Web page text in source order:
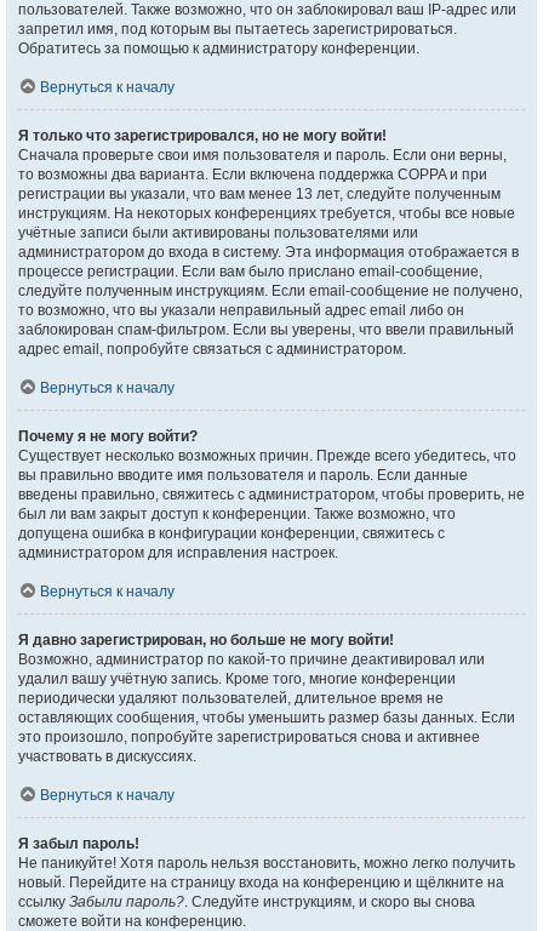
пользователей. Также возможно, что он заблокировал ваш IP-адрес или
запретил имя, под которым вы пытаетесь зарегистрироваться.
Обратитесь за помощью к администратору конференции.
Вернуться к началу
Я только что зарегистрировался, но не могу войти!
Сначала проверьте свои имя пользователя и пароль. Если они верны,
то возможны два варианта. Если включена поддержка COPPA и при
регистрации вы указали, что вам менее 13 лет, следуйте полученным
инструкциям. На некоторых конференциях требуется, чтобы все новые
учётные записи были активированы пользователями или
администратором до входа в систему. Эта информация отображается в
процессе регистрации. Если вам было прислано email-сообщение,
следуйте полученным инструкциям. Если email-сообщение не получено,
то возможно, что вы указали неправильный адрес email либо он
заблокирован спам-фильтром. Если вы уверены, что ввели правильный
адрес email, попробуйте связаться с администратором.
Вернуться к началу
Почему я не могу войти?
Существует несколько возможных причин. Прежде всего убедитесь, что
вы правильно вводите имя пользователя и пароль. Если данные
введены правильно, свяжитесь с администратором, чтобы проверить, не
был ли вам закрыт доступ к конференции. Также возможно, что
допущена ошибка в конфигурации конференции, свяжитесь с
администратором для исправления настроек.
Вернуться к началу
Я давно зарегистрирован, но больше не могу войти!
Возможно, администратор по какой-то причине деактивировал или
удалил вашу учётную запись. Кроме того, многие конференции
периодически удаляют пользователей, длительное время не
оставляющих сообщения, чтобы уменьшить размер базы данных. Если
это произошло, попробуйте зарегистрироваться снова и активнее
участвовать в дискуссиях.
Вернуться к началу
Я забыл пароль!
Не паникуйте! Хотя пароль нельзя восстановить, можно легко получить
новый. Перейдите на страницу входа на конференцию и щёлкните на
ссылку Забыли пароль?. Следуйте инструкциям, и скоро вы снова
сможете войти на конференцию.